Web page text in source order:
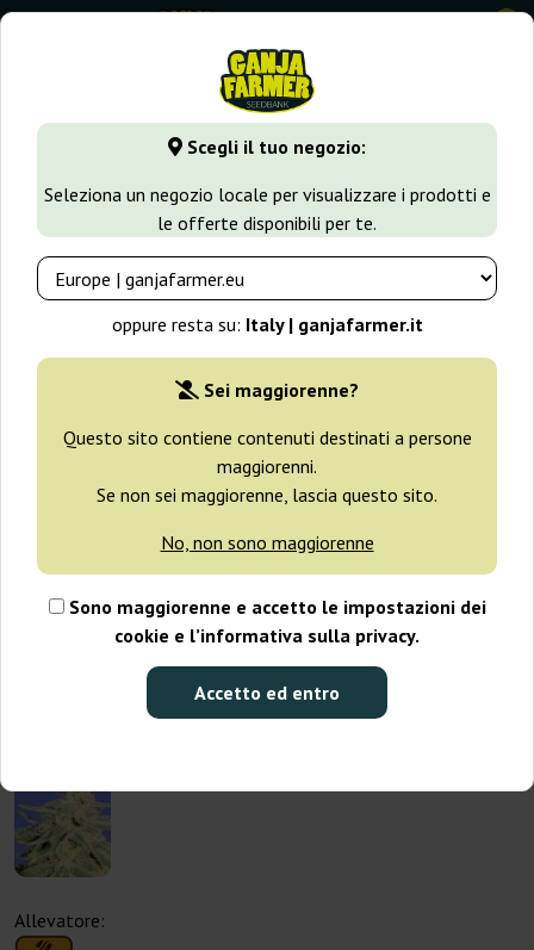
Scegli il tuo negozio:
Seleziona un negozio locale per visualizzare i prodotti e
le offerte disponibili per te.
oppure resta su: Italy | ganjafarmer.it
Sei maggiorenne?
Questo sito contiene contenuti destinati a persone
maggiorenni.
Se non sei maggiorenne, lascia questo sito.
No, non sono maggiorenne
Sono maggiorenne e accetto le impostazioni dei
cookie e l’informativa sulla privacy.
Accetto ed entro
0
GanjaFarmer.it Tipi di Semi Semi Sativa Auto Jh
Allevatore: